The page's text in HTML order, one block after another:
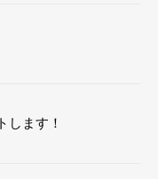
します！